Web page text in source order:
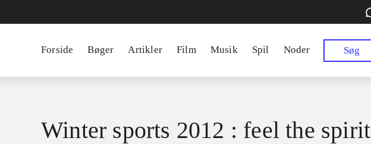
Forside Bøger Artikler Film Musik Spil Noder Søg
Winter sports 2012 : feel the spirit